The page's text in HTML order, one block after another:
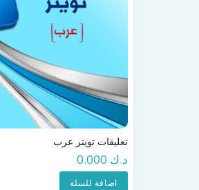
تعليقات تويتر عرب
د.ك 0.000
اضافة للسلة